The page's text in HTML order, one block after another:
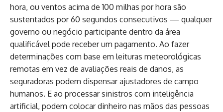
hora, ou ventos acima de 100 milhas por hora são
sustentados por 60 segundos consecutivos — qualquer
governo ou negócio participante dentro da área
qualificável pode receber um pagamento. Ao fazer
determinações com base em leituras meteorológicas
remotas em vez de avaliações reais de danos, as
seguradoras podem dispensar ajustadores de campo
humanos. E ao processar sinistros com inteligência
artificial, podem colocar dinheiro nas mãos das pessoas